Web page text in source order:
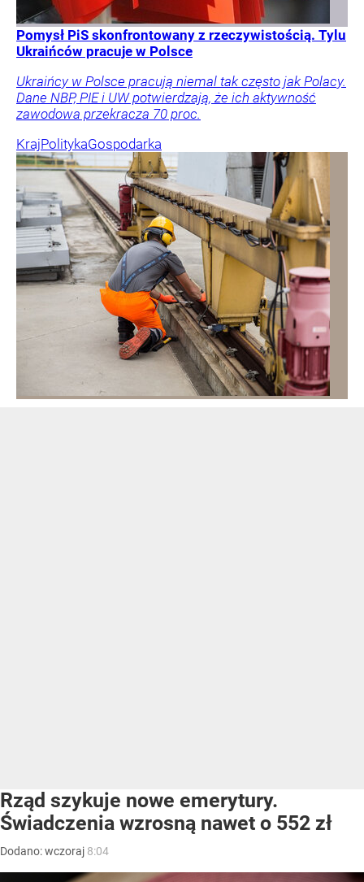
Pomysł PiS skonfrontowany z rzeczywistością. Tylu
Ukraińców pracuje w Polsce
Ukraińcy w Polsce pracują niemal tak często jak Polacy.
Dane NBP, PIE i UW potwierdzają, że ich aktywność
zawodowa przekracza 70 proc.
KrajPolitykaGospodarka
Rząd szykuje nowe emerytury.
Świadczenia wzrosną nawet o 552 zł
Dodano:wczoraj 8:04